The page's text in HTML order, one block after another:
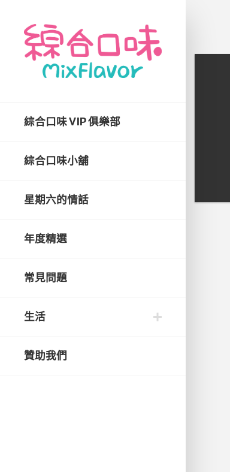
綜合口味 VIP 俱樂部
綜合口味小舖
星期六的情話
年度精選
常見問題
生活
贊助我們